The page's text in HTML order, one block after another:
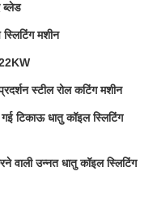
ब्लेड
मशीन
स्टील रोल कटिंग मशीन
टिकाऊ धातु कॉइल स्लिटिंग
वाली उन्नत धातु कॉइल स्लिटिंग